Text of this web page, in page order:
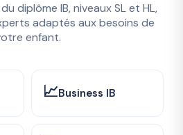
diplôme IB, niveaux SL et HL,
adaptés aux besoins de
enfant.
📈Business IB